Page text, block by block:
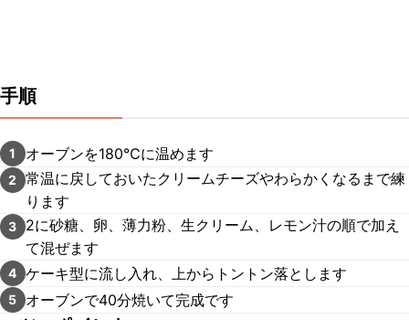
手順
1 オーブンを180℃に温めます
2
常温に戻しておいたクリームチーズやわらかくなるまで練
ります
3
2に砂糖、卵、薄力粉、生クリーム、レモン汁の順で加え
て混ぜます
4 ケーキ型に流し入れ、上からトントン落とします
5 オーブンで40分焼いて完成です